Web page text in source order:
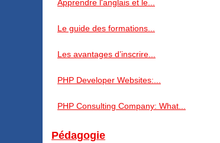
Apprendre l'anglais et le...
Le guide des formations...
Les avantages d’inscrire...
PHP Developer Websites:...
PHP Consulting Company: What...
Pédagogie